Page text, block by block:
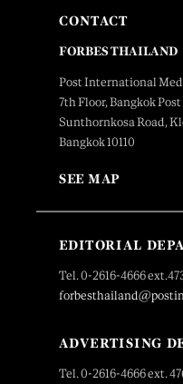
CONTACT
FORBES THAILAND
Post International
7th Floor, Bangkok
Sunthornkosa Road,
Bangkok 10110
SEE MAP
EDITORIAL
Tel. 0-2616-4666
ADVERTISING
Tel. 0-2616-4666 ext.